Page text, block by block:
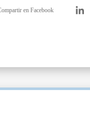
en Facebook